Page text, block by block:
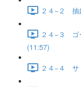
２４−２ 抽
２４−３ ゴ
(11:57)
２４−４ サ